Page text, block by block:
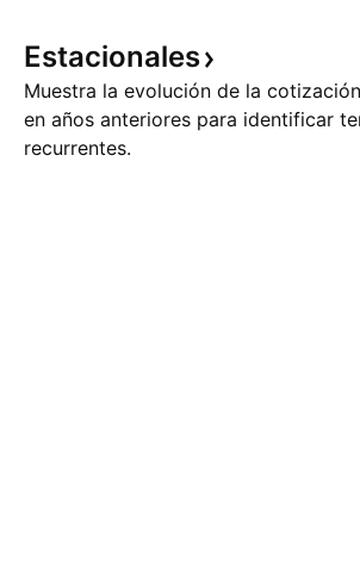
Estacionales
Muestra la evolución de la
en años anteriores para identificar
recurrentes.